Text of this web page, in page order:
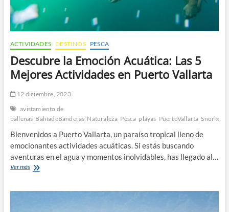
and
Tours
ACTIVIDADES DESTINOS PESCA
Descubre la Emoción Acuática: Las 5
Mejores Actividades en Puerto Vallarta
12 diciembre, 2023
avistamiento de
ballenas BahíadeBanderas Naturaleza Pesca playas PuertoVallarta
Bienvenidos a Puerto Vallarta, un paraíso tropical lleno de
emocionantes actividades acuáticas. Si estás buscando
aventuras en el agua y momentos inolvidables, has llegado al…
Ver másDescubre
Acuática: